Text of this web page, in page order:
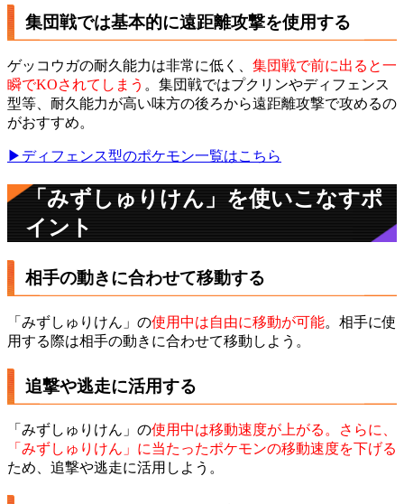
集団戦では基本的に遠距離攻撃を使用する
ゲッコウガの耐久能力は非常に低く、 集団戦で前に出ると一
瞬でKOされてしまう 。集団戦ではプクリンやディフェンス
型等、耐久能力が高い味方の後ろから遠距離攻撃で攻めるの
がおすすめ。
▶ディフェンス型のポケモン一覧はこちら
「みずしゅりけん」を使いこなすポ
イント
相手の動きに合わせて移動する
「みずしゅりけん」の使用中は自由に移動が可能。相手に使
用する際は相手の動きに合わせて移動しよう。
追撃や逃走に活用する
「みずしゅりけん」の使用中は移動速度が上がる。さらに、
「みずしゅりけん」に当たったポケモンの移動速度を下げる
ため、追撃や逃走に活用しよう。